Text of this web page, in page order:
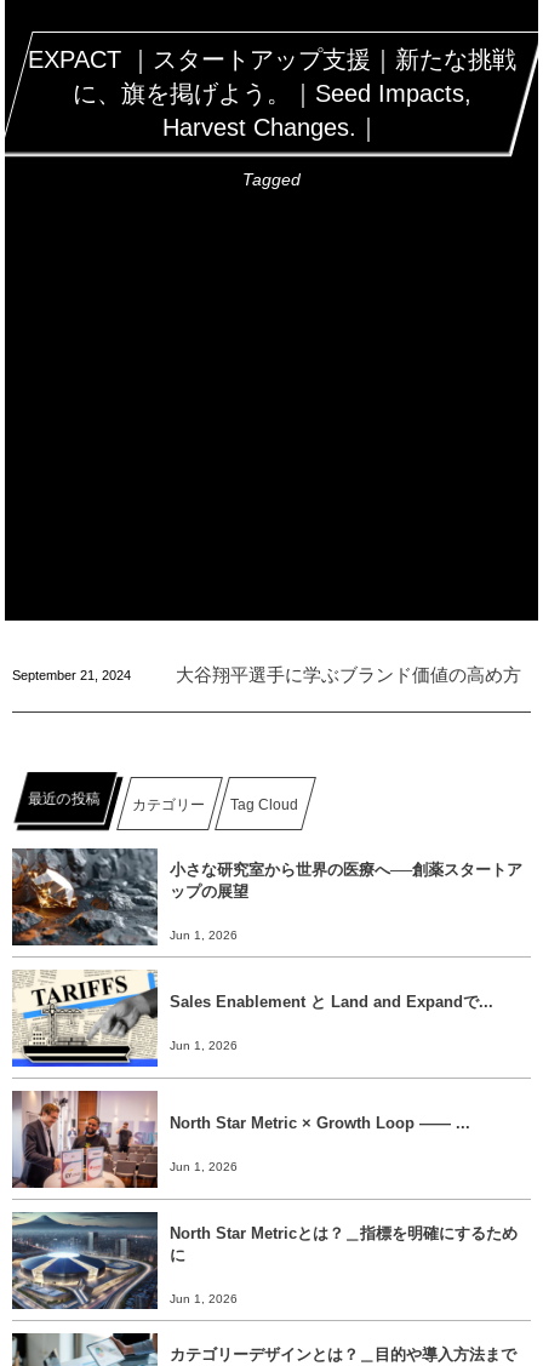
EXPACT ｜スタートアップ支援｜新たな挑戦
に、旗を掲げよう。｜Seed Impacts,
Harvest Changes.｜
Tagged
September 21 2024 大谷翔平選手に学ぶブランド価値の高め方
最近の投稿 カテゴリー Tag Cloud
小さな研究室から世界の医療へ──創薬スタートア
ップの展望
Jun 1, 2026
Sales Enablement と Land and Expandで...
Jun 1, 2026
North Star Metric × Growth Loop ―― ...
Jun 1, 2026
North Star Metricとは？＿指標を明確にするため
に
Jun 1, 2026
カテゴリーデザインとは？＿目的や導入方法まで